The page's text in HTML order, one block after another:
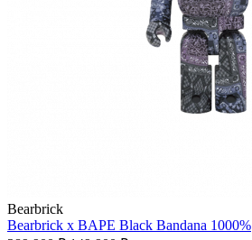
Bearbrick
Bearbrick x BAPE Black Bandana 1000%